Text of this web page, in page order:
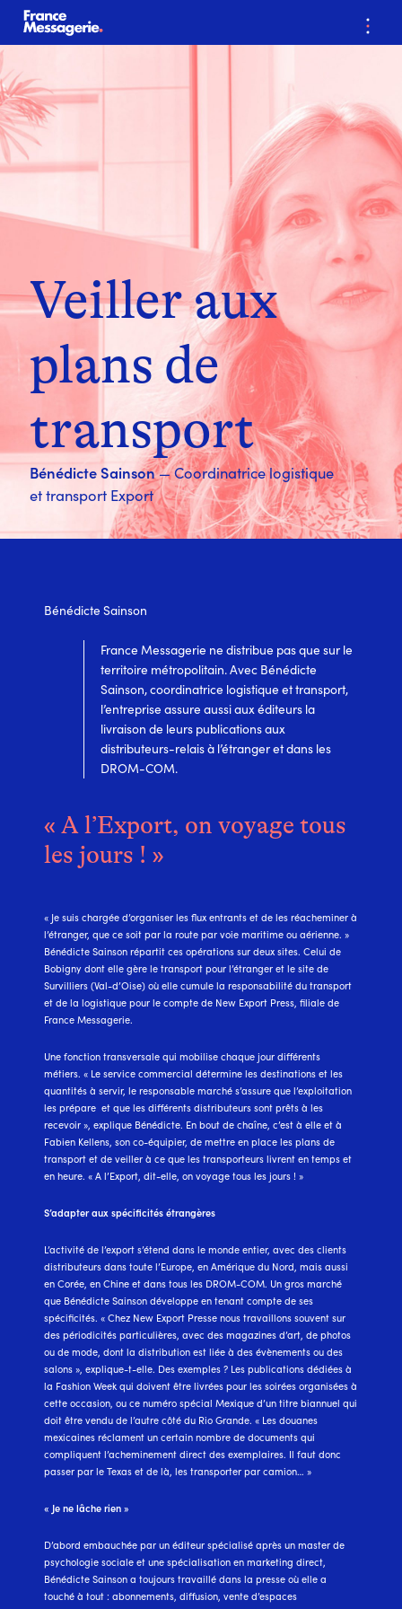
…
Veiller aux
plans de
transport
Bénédicte Sainson— Coordinatrice logistique
et transport Export
Bénédicte Sainson
France Messagerie ne distribue pas que sur le
territoire métropolitain. Avec Bénédicte
Sainson, coordinatrice logistique et transport,
l’entreprise assure aussi aux éditeurs la
livraison de leurs publications aux
distributeurs-relais à l’étranger et dans les
DROM-COM.
« A l’Export, on voyage tous
les jours ! »
« Je suis chargée d’organiser les flux entrants et de les réacheminer à
l’étranger, que ce soit par la route par voie maritime ou aérienne. »
Bénédicte Sainson répartit ces opérations sur deux sites. Celui de
Bobigny dont elle gère le transport pour l’étranger et le site de
Survilliers (Val-d’Oise) où elle cumule la responsabilité du transport
et de la logistique pour le compte de New Export Press, filiale de
France Messagerie.
Une fonction transversale qui mobilise chaque jour différents
métiers. « Le service commercial détermine les destinations et les
quantités à servir, le responsable marché s’assure que l’exploitation
les prépare et que les différents distributeurs sont prêts à les
recevoir », explique Bénédicte. En bout de chaîne, c’est à elle et à
Fabien Kellens, son co-équipier, de mettre en place les plans de
transport et de veiller à ce que les transporteurs livrent en temps et
en heure. « A l’Export, dit-elle, on voyage tous les jours ! »
S’adapter aux spécificités étrangères
L’activité de l’export s’étend dans le monde entier, avec des clients
distributeurs dans toute l’Europe, en Amérique du Nord, mais aussi
en Corée, en Chine et dans tous les DROM-COM. Un gros marché
que Bénédicte Sainson développe en tenant compte de ses
spécificités. « Chez New Export Presse nous travaillons souvent sur
des périodicités particulières, avec des magazines d’art, de photos
ou de mode, dont la distribution est liée à des évènements ou des
salons », explique-t-elle. Des exemples ? Les publications dédiées à
la Fashion Week qui doivent être livrées pour les soirées organisées à
cette occasion, ou ce numéro spécial Mexique d’un titre biannuel qui
doit être vendu de l’autre côté du Rio Grande. « Les douanes
mexicaines réclament un certain nombre de documents qui
compliquent l’acheminement direct des exemplaires. Il faut donc
passer par le Texas et de là, les transporter par camion… »
« Je ne lâche rien »
D’abord embauchée par un éditeur spécialisé après un master de
psychologie sociale et une spécialisation en marketing direct,
Bénédicte Sainson a toujours travaillé dans la presse où elle a
touché à tout : abonnements, diffusion, vente d’espaces